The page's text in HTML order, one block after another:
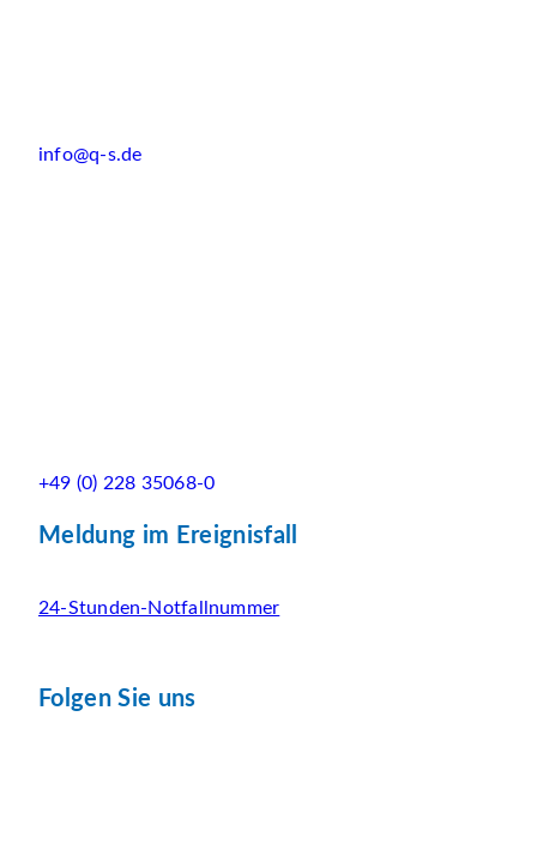
info@q-s.de
+49 (0) 228 35068-0
Meldung im Ereignisfall
24-Stunden-Notfallnummer
Folgen Sie uns